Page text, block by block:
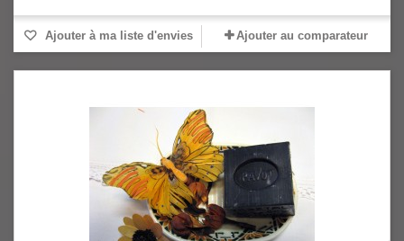
Ajouter à ma liste d'envies Ajouter au comparateur